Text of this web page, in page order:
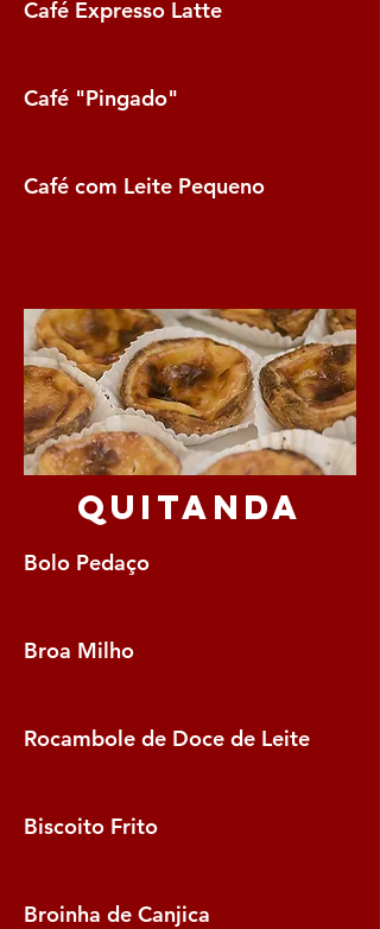
Café Expresso Latte
Café "Pingado"
Café com Leite Pequeno
Quitanda
Bolo Pedaço
Broa Milho
Rocambole de Doce de Leite
Biscoito Frito
Broinha de Canjica